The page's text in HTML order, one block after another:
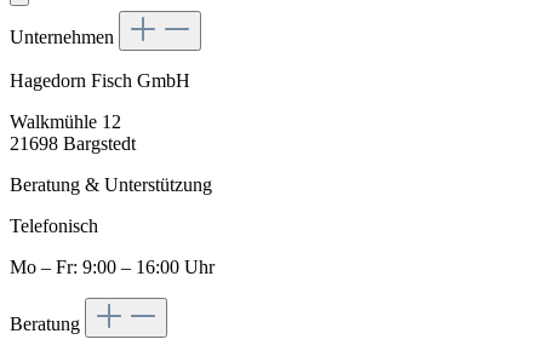
Unternehmen
Hagedorn Fisch GmbH
Walkmühle 12
21698 Bargstedt
Beratung & Unterstützung
Telefonisch
Mo – Fr: 9:00 – 16:00 Uhr
Beratung